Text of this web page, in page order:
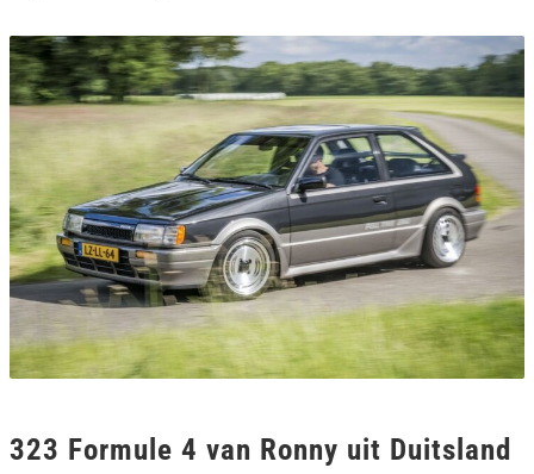
323 Formule 4 van Ronny uit Duitsland